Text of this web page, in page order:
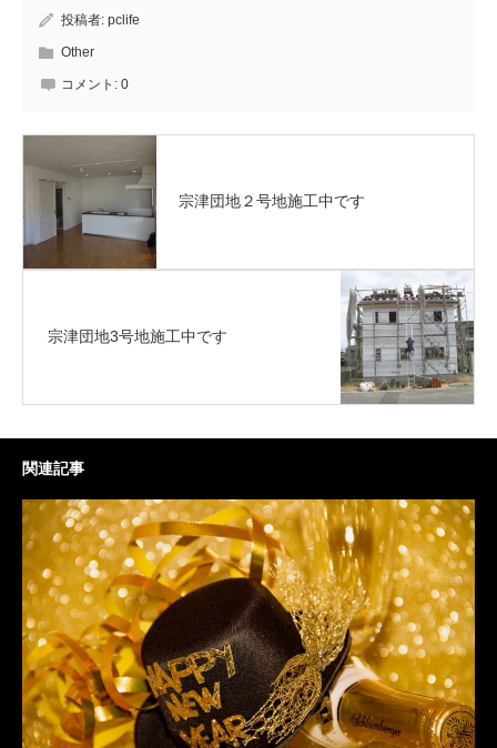
投稿者: pclife
Other
コメント: 0
宗津団地２号地施工中です
宗津団地3号地施工中です
関連記事